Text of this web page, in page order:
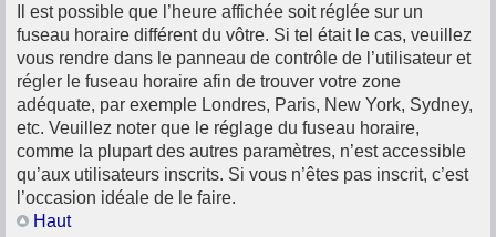
Il est possible que l’heure affichée soit réglée sur un
fuseau horaire différent du vôtre. Si tel était le cas, veuillez
vous rendre dans le panneau de contrôle de l’utilisateur et
régler le fuseau horaire afin de trouver votre zone
adéquate, par exemple Londres, Paris, New York, Sydney,
etc. Veuillez noter que le réglage du fuseau horaire,
comme la plupart des autres paramètres, n’est accessible
qu’aux utilisateurs inscrits. Si vous n’êtes pas inscrit, c’est
l’occasion idéale de le faire.
Haut